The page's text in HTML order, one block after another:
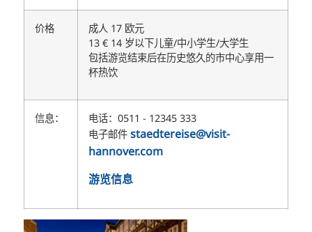
价格
成人 17 欧元
13 € 14 岁以下儿童/中小学生/大学生
包括游览结束后在历史悠久的市中心享用一
杯热饮
信息：
电话：0511 - 12345 333
电子邮件 staedtereise@visit-
hannover.com
游览信息